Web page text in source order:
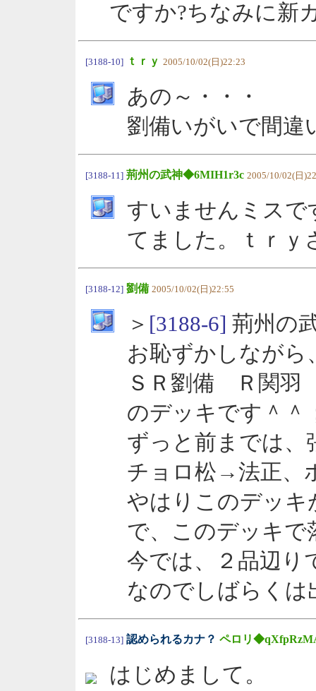
ですか?ちなみに新
[3188-10] ｔｒｙ 2005/10/02(日)22:23
あの～・・・
劉備いがいで間違
[3188-11] 荊州の武神◆6MIH1r3c 2005/10/02(日
すいませんミスで
てました。ｔｒｙ
[3188-12] 劉備 2005/10/02(日)22:55
＞ [3188-6] 荊州の
お恥ずかしながら
ＳＲ劉備 Ｒ関
のデッキです＾＾
ずっと前までは
チョロ松→法正、
やはりこのデッキ
で、このデッキで
今では、２品辺り
なのでしばらくは
[3188-13] 認められるカナ？ ペロリ
はじめまして。